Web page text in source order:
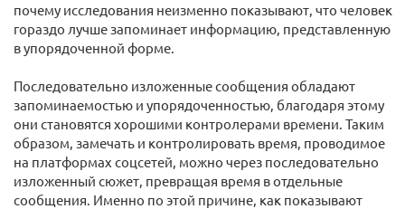
почему исследования неизменно показывают, что человек
гораздо лучше запоминает информацию, представленную
в упорядоченной форме.
Последовательно изложенные сообщения обладают
запоминаемостью и упорядоченностью, благодаря этому
они становятся хорошими контролерами времени. Таким
образом, замечать и контролировать время, проводимое
на платформах соцсетей, можно через последовательно
изложенный сюжет, превращая время в отдельные
сообщения. Именно по этой причине, как показывают